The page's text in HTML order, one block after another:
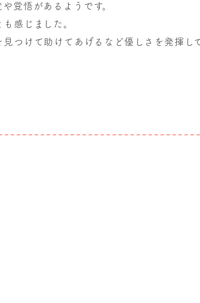
覚悟があるようです。
感じました。
つけて助けてあげるなど優しさを発揮して